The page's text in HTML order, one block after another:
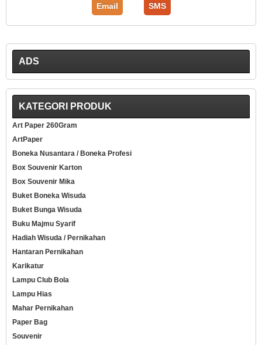
Email SMS
ADS
KATEGORI PRODUK
Art Paper 260Gram
ArtPaper
Boneka Nusantara / Boneka Profesi
Box Souvenir Karton
Box Souvenir Mika
Buket Boneka Wisuda
Buket Bunga Wisuda
Buku Majmu Syarif
Hadiah Wisuda / Pernikahan
Hantaran Pernikahan
Karikatur
Lampu Club Bola
Lampu Hias
Mahar Pernikahan
Paper Bag
Souvenir